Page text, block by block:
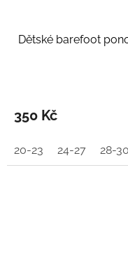
Dětské barefoot
350 Kč
20-23 24-27 28-30